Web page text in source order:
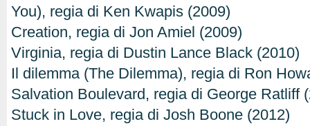
You), regia di Ken Kwapis (2009)
Creation, regia di Jon Amiel (2009)
Virginia, regia di Dustin Lance Black (2010)
Il dilemma (The Dilemma), regia di Ron
Salvation Boulevard, regia di George Ratliff
Stuck in Love, regia di Josh Boone (2012)